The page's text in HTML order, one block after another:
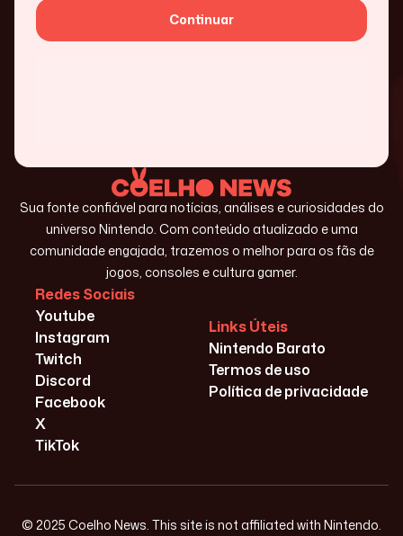
Continuar
Sua fonte confiável para notícias, análises e curiosidades do
universo Nintendo. Com conteúdo atualizado e uma
comunidade engajada, trazemos o melhor para os fãs de
jogos, consoles e cultura gamer.
Redes Sociais
Youtube
Instagram
Twitch
Discord
Facebook
X
TikTok
Links Úteis
Nintendo Barato
Termos de uso
Política de privacidade
© 2025 Coelho News. This site is not affiliated with Nintendo.